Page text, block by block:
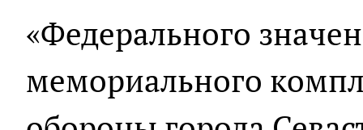
«Федерального
мемориального